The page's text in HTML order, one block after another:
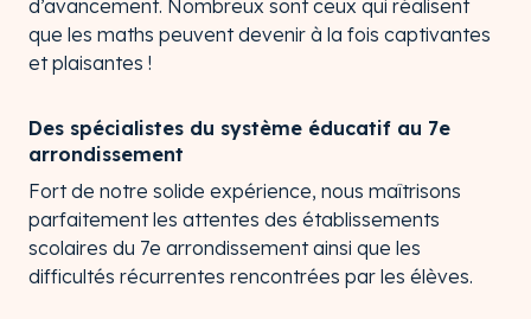
d’avancement. Nombreux sont ceux qui réalisent
que les maths peuvent devenir à la fois captivantes
et plaisantes !
Des spécialistes du système éducatif au 7e
arrondissement
Fort de notre solide expérience, nous maîtrisons
parfaitement les attentes des établissements
scolaires du 7e arrondissement ainsi que les
difficultés récurrentes rencontrées par les élèves.